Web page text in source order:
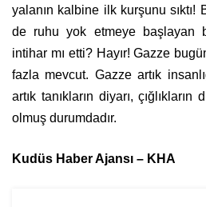
yalanın kalbine ilk kurşunu
de ruhu yok etmeye başlayan
intihar mı etti? Hayır! Gazze
fazla mevcut. Gazze artık
artık tanıkların diyarı,
olmuş durumdadır.
Kudüs Haber Ajansı – KHA